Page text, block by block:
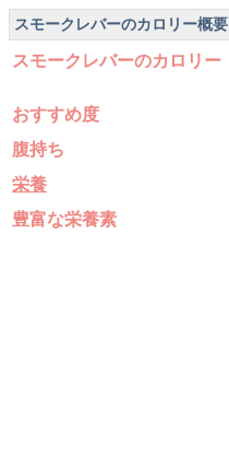
スモークレバーのカロリー概要
スモークレバーのカロリー
おすすめ度
腹持ち
栄養
豊富な栄養素